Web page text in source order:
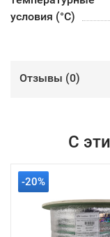
условия (°С)
Отзывы (0)
С
-20%